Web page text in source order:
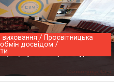
виховання / Просвітницька
досвідом /
віртуальному 3D турі!